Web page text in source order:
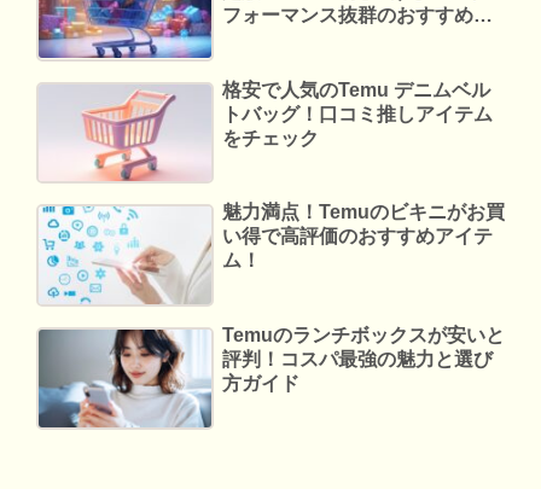
フォーマンス抜群のおすすめア
格安で人気のTemu デニムベル
トバッグ！口コミ推しアイテム
をチェック
魅力満点！Temuのビキニがお買
い得で高評価のおすすめアイテ
ム！
Temuのランチボックスが安いと
評判！コスパ最強の魅力と選び
方ガイド